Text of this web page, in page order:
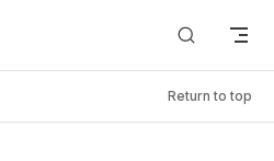
Return to top